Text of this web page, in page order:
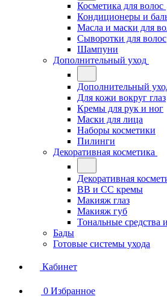
Косметика для волос
Кондиционеры и
Масла и маски для
Сыворотки для волос
Шампуни
Дополнительный уход
Дополнительный
Для кожи вокруг глаз
Кремы для рук и ног
Маски для лица
Наборы косметики
Пилинги
Декоративная косметика
Декоративная
BB и СС кремы
Макияж глаз
Макияж губ
Тональные средства
Бады
Готовые системы ухода
Кабинет
0 Избранное